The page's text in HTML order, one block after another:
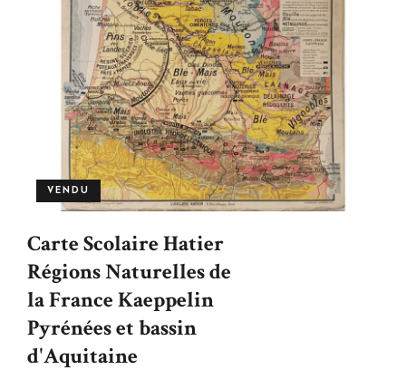
VENDU
Carte Scolaire Hatier
Régions Naturelles de
la France Kaeppelin
Pyrénées et bassin
d'Aquitaine